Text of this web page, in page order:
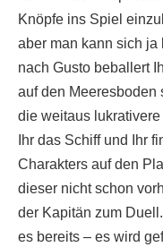
Knöpfe ins Spiel
aber man kann sich
nach Gusto beballert
auf den Meeresboden
die weitaus
Ihr das Schiff und Ihr
Charakters auf den
dieser nicht schon
der Kapitän zum
es bereits – es wird